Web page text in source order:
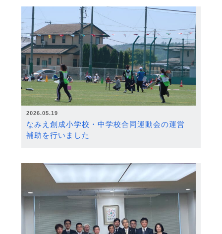
2026.05.19
なみえ創成小学校・中学校合同運動会の運営
補助を行いました